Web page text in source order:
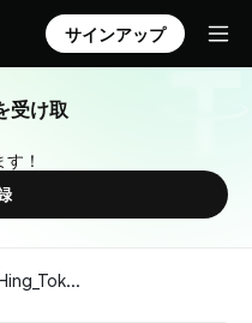
サインアップ
受け取
！
USH (unshETHing_Token)